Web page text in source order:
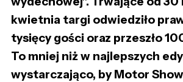
kwietnia targi odwiedziło
tysięcy gości oraz przeszło
To mniej niż w najlepszych
wystarczająco, by Motor